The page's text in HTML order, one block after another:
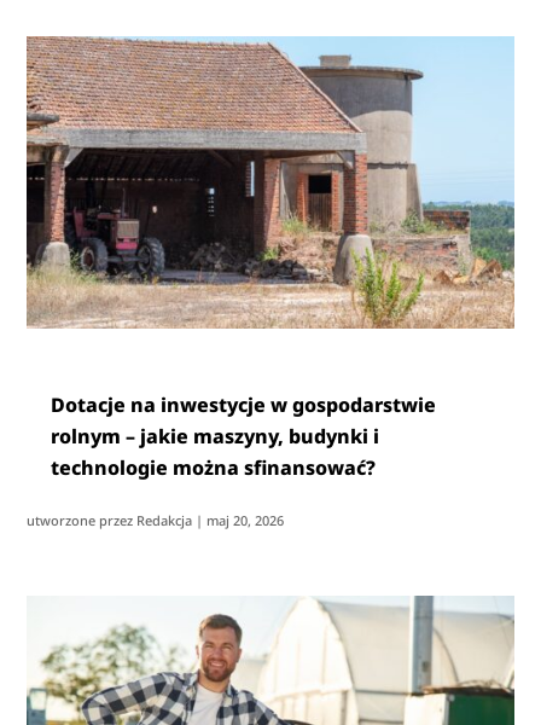
Dotacje na inwestycje w gospodarstwie
rolnym – jakie maszyny, budynki i
technologie można sfinansować?
utworzone przez Redakcja | maj 20, 2026